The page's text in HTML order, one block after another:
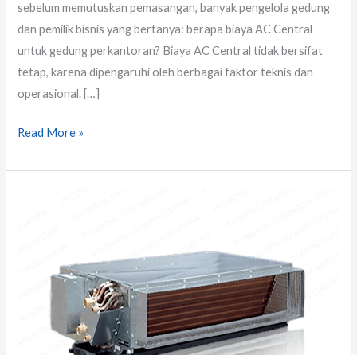
sebelum memutuskan pemasangan, banyak pengelola gedung
dan pemilik bisnis yang bertanya: berapa biaya AC Central
untuk gedung perkantoran? Biaya AC Central tidak bersifat
tetap, karena dipengaruhi oleh berbagai faktor teknis dan
operasional. […]
Read More »